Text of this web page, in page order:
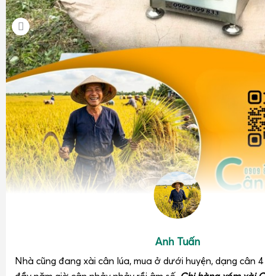
Anh Tuấn
Nhà cũng đang xài cân lúa, mua ở dưới huyện, dạng cân